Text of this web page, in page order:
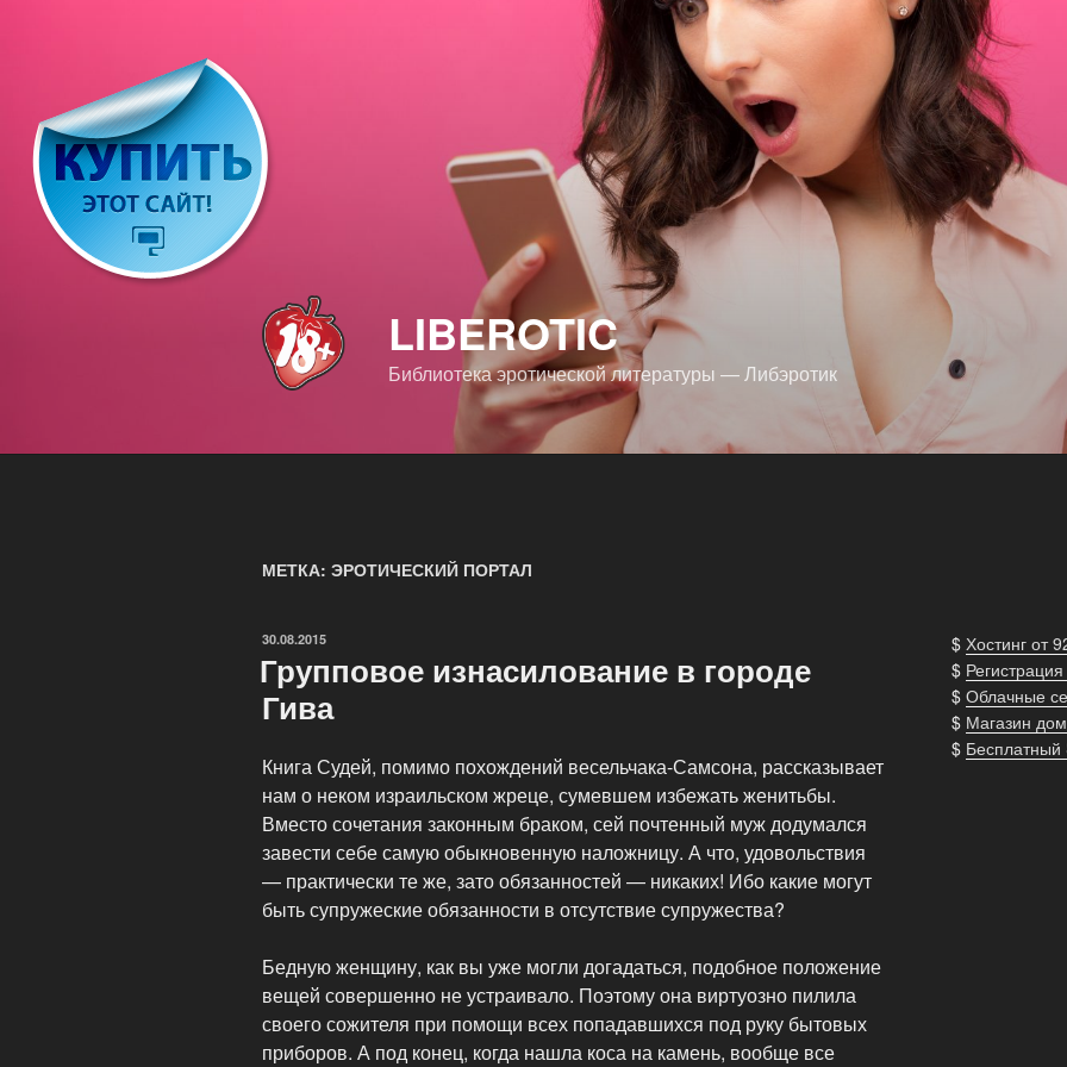
LIBEROTIC
Библиотека эротической литературы — Либэротик
МЕТКА: ЭРОТИЧЕСКИЙ ПОРТАЛ
ОПУБЛИКОВАНО
30.08.2015
Групповое изнасилование в городе
Гива
Книга Судей, помимо похождений весельчака-Самсона, рассказывает
нам о неком израильском жреце, сумевшем избежать женитьбы.
Вместо сочетания законным браком, сей почтенный муж додумался
завести себе самую обыкновенную наложницу. А что, удовольствия
— практически те же, зато обязанностей — никаких! Ибо какие могут
быть супружеские обязанности в отсутствие супружества?
Бедную женщину, как вы уже могли догадаться, подобное положение
вещей совершенно не устраивало. Поэтому она виртуозно пилила
своего сожителя при помощи всех попадавшихся под руку бытовых
приборов. А под конец, когда нашла коса на камень, вообще все
$ Хостинг от
$
$ Облачные
$ Магазин
$ Бесплатный